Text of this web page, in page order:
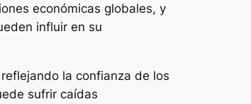
económicas globales, y
influir en su
la confianza de los
sufrir caídas